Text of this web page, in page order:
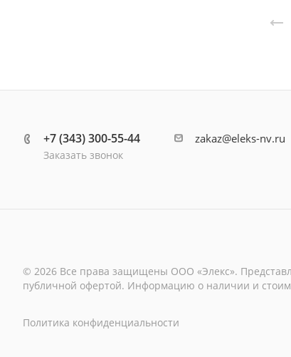
+7 (343) 300-55-44
Заказать звонок
zakaz@eleks-nv.ru
© 2026 Все права защищены ООО «Элекс».
публичной офертой. Информацию о наличии и
Политика конфиденциальности